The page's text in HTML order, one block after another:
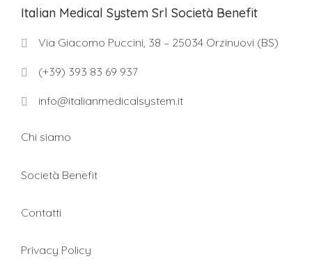
Italian Medical System Srl Società Benefit
Via Giacomo Puccini, 38 – 25034 Orzinuovi (BS)
(+39) 393 83 69 937
info@italianmedicalsystem.it
Chi siamo
Società Benefit
Contatti
Privacy Policy